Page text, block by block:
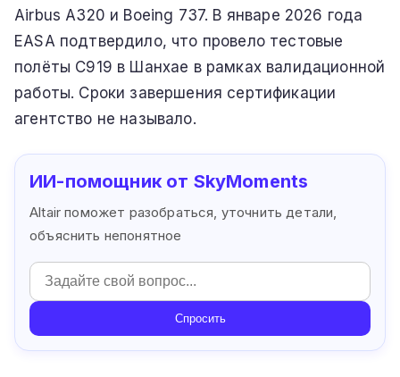
Airbus A320 и Boeing 737. В январе 2026 года
EASA подтвердило, что провело тестовые
полёты C919 в Шанхае в рамках валидационной
работы. Сроки завершения сертификации
агентство не называло.
ИИ-помощник от SkyMoments
Altair поможет разобраться, уточнить детали,
объяснить непонятное
Спросить